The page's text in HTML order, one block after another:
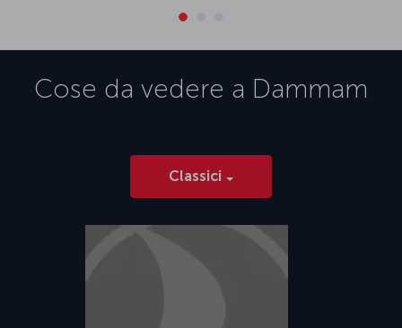
Cose da vedere a Dammam
Classici